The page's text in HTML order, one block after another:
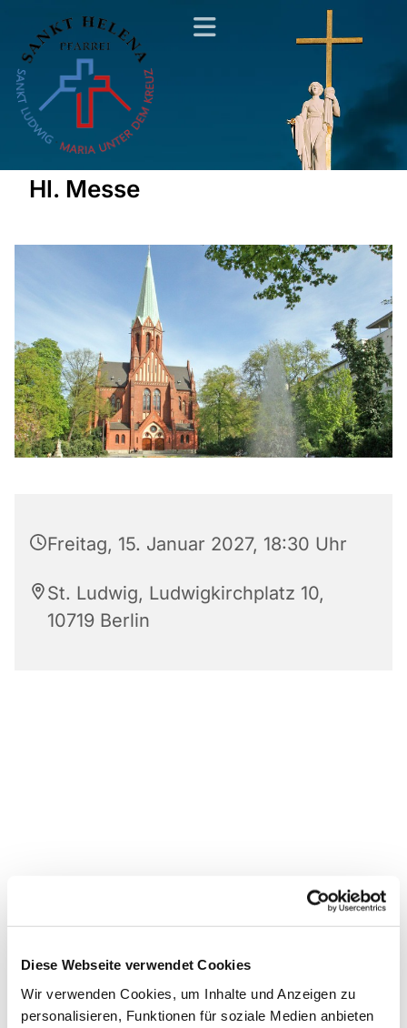
Diese Webseite verwendet Cookies
Wir verwenden Cookies, um Inhalte und Anzeigen zu
personalisieren, Funktionen für soziale Medien anbieten
Hl. Messe
Freitag, 15. Januar 2027, 18:30 Uhr
St. Ludwig, Ludwigkirchplatz 10,
10719 Berlin